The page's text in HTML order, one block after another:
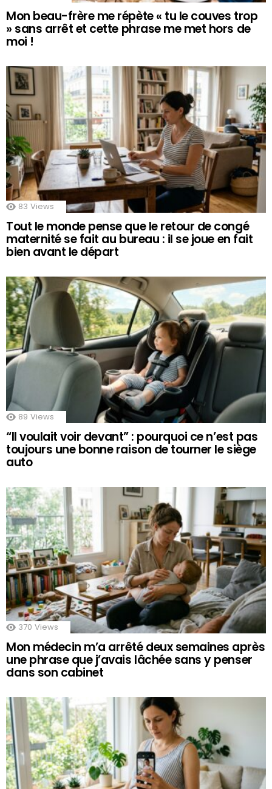
Mon beau-frère me répète « tu le couves trop
» sans arrêt et cette phrase me met hors de
moi !
83 Views
Tout le monde pense que le retour de congé
maternité se fait au bureau : il se joue en fait
bien avant le départ
89 Views
“Il voulait voir devant” : pourquoi ce n’est pas
toujours une bonne raison de tourner le siège
auto
370 Views
Mon médecin m’a arrêté deux semaines après
une phrase que j’avais lâchée sans y penser
dans son cabinet